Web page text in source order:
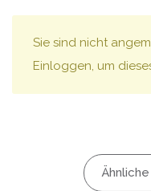
Sie sind nicht
Einloggen, um